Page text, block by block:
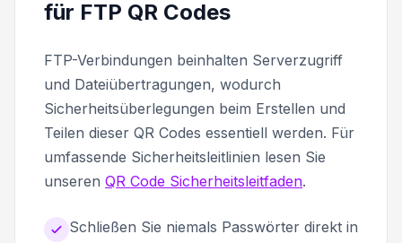
für FTP QR Codes
FTP-Verbindungen beinhalten Serverzugriff
und Dateiübertragungen, wodurch
Sicherheitsüberlegungen beim Erstellen und
Teilen dieser QR Codes essentiell werden. Für
umfassende Sicherheitsleitlinien lesen Sie
unseren QR Code Sicherheitsleitfaden.
Schließen Sie niemals Passwörter direkt in